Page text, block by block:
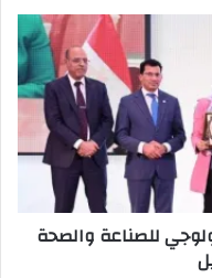
للصناعة والصحة